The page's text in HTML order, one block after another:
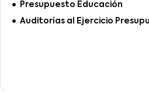
Presupuesto Educación
Auditorías al Ejercicio